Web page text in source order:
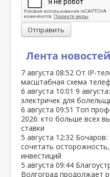
Лента новостей
7 августа 08:52 От
масштабная схема
6 августа 10:01 9
электричек для
6 августа 09:51 Топ
2026: кто больше всех
ставки
5 августа 12:32
сочетать
инвестиций
5 августа 09:44
Волгоград продолжает
Отправить